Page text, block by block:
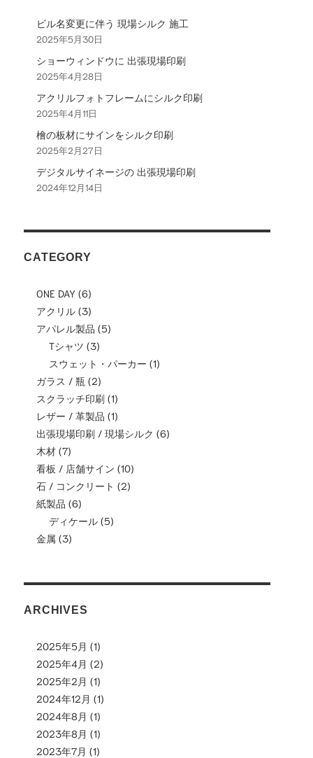
ビル名変更に伴う 現場シルク 施工
2025年5月30日
ショーウィンドウに 出張現場印刷
2025年4月28日
アクリルフォトフレームにシルク印刷
2025年4月11日
檜の板材にサインをシルク印刷
2025年2月27日
デジタルサイネージの 出張現場印刷
2024年12月14日
CATEGORY
ONE DAY (6)
アクリル (3)
アパレル製品 (5)
Tシャツ (3)
スウェット・パーカー (1)
ガラス / 瓶 (2)
スクラッチ印刷 (1)
レザー / 革製品 (1)
出張現場印刷 / 現場シルク (6)
木材 (7)
看板 / 店舗サイン (10)
石 / コンクリート (2)
紙製品 (6)
ディケール (5)
金属 (3)
ARCHIVES
2025年5月 (1)
2025年4月 (2)
2025年2月 (1)
2024年12月 (1)
2024年8月 (1)
2023年8月 (1)
2023年7月 (1)